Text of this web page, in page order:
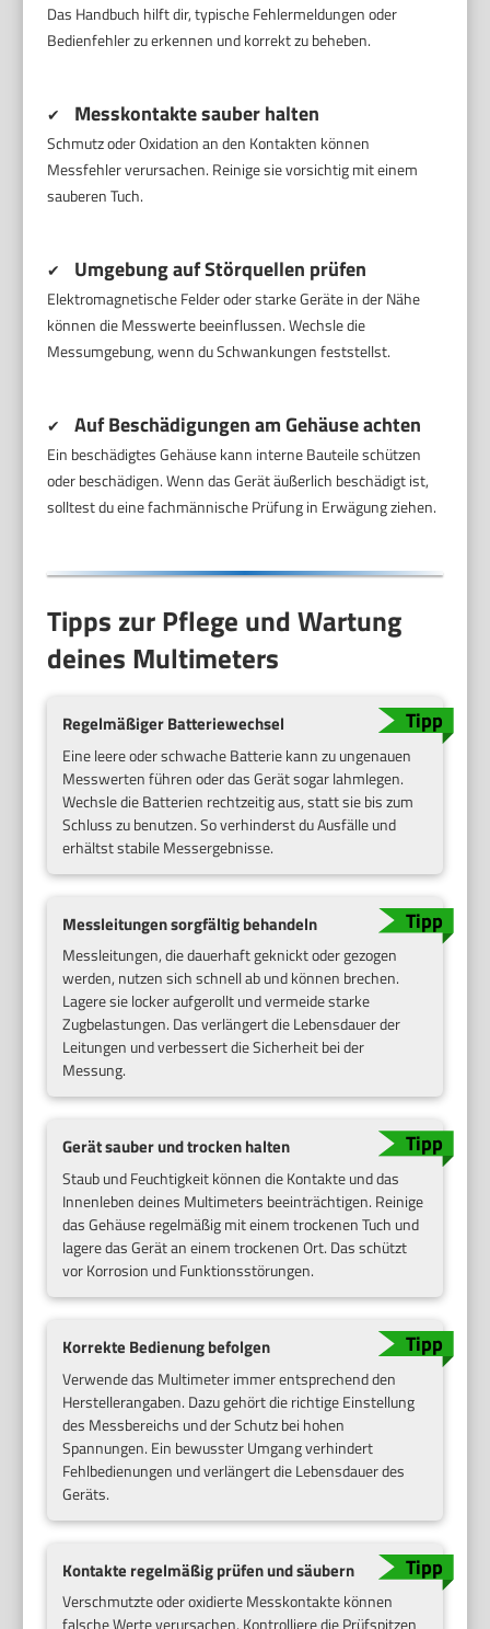
Das Handbuch hilft dir, typische Fehlermeldungen oder
Bedienfehler zu erkennen und korrekt zu beheben.
✔ Messkontakte sauber halten
Schmutz oder Oxidation an den Kontakten können
Messfehler verursachen. Reinige sie vorsichtig mit einem
sauberen Tuch.
✔ Umgebung auf Störquellen prüfen
Elektromagnetische Felder oder starke Geräte in der Nähe
können die Messwerte beeinflussen. Wechsle die
Messumgebung, wenn du Schwankungen feststellst.
✔ Auf Beschädigungen am Gehäuse achten
Ein beschädigtes Gehäuse kann interne Bauteile schützen
oder beschädigen. Wenn das Gerät äußerlich beschädigt ist,
solltest du eine fachmännische Prüfung in Erwägung ziehen.
Tipps zur Pflege und Wartung
deines Multimeters
Regelmäßiger Batteriewechsel
Eine leere oder schwache Batterie kann zu ungenauen
Messwerten führen oder das Gerät sogar lahmlegen.
Wechsle die Batterien rechtzeitig aus, statt sie bis zum
Schluss zu benutzen. So verhinderst du Ausfälle und
erhältst stabile Messergebnisse.
Messleitungen sorgfältig behandeln
Messleitungen, die dauerhaft geknickt oder gezogen
werden, nutzen sich schnell ab und können brechen.
Lagere sie locker aufgerollt und vermeide starke
Zugbelastungen. Das verlängert die Lebensdauer der
Leitungen und verbessert die Sicherheit bei der
Messung.
Gerät sauber und trocken halten
Staub und Feuchtigkeit können die Kontakte und das
Innenleben deines Multimeters beeinträchtigen. Reinige
das Gehäuse regelmäßig mit einem trockenen Tuch und
lagere das Gerät an einem trockenen Ort. Das schützt
vor Korrosion und Funktionsstörungen.
Korrekte Bedienung befolgen
Verwende das Multimeter immer entsprechend den
Herstellerangaben. Dazu gehört die richtige Einstellung
des Messbereichs und der Schutz bei hohen
Spannungen. Ein bewusster Umgang verhindert
Fehlbedienungen und verlängert die Lebensdauer des
Geräts.
Kontakte regelmäßig prüfen und säubern
Verschmutzte oder oxidierte Messkontakte können